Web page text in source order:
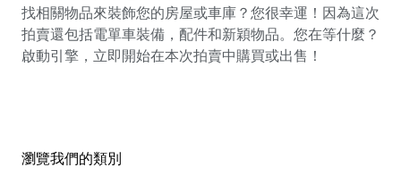
找相關物品來裝飾您的房屋或車庫？您很幸運！因為這次
拍賣還包括電單車裝備，配件和新穎物品。您在等什麼？
啟動引擎，立即開始在本次拍賣中購買或出售！
瀏覽我們的類別